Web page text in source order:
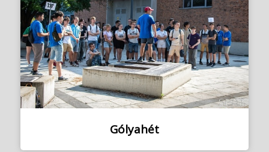
Gólyahét